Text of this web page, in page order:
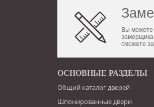
Вы можете
сможете
ОСНОВНЫЕ РАЗДЕЛЫ
Общий каталог дверей
Шпонированные двери